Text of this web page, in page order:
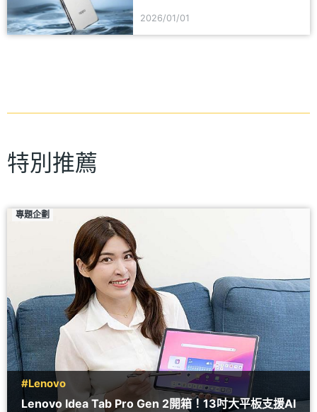
2026/01/01
特別推薦
專題企劃
#Lenovo
Lenovo Idea Tab Pro Gen 2開箱！13吋大平板支援AI